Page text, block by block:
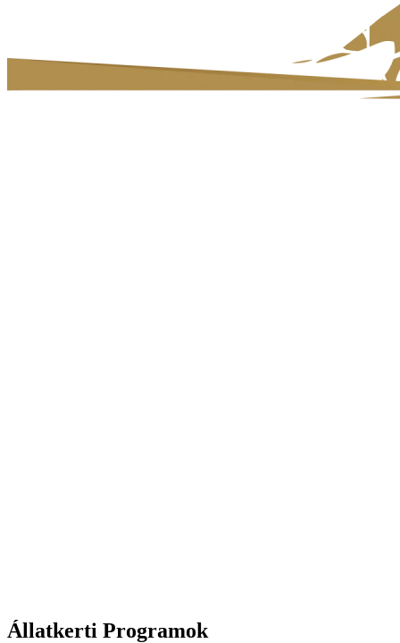
Állatkerti Programok